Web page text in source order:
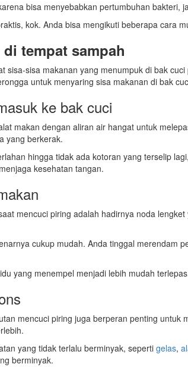
bisa menyebabkan pertumbuhan
kok. Anda bisa mengikuti beberapa cara
tempat sampah
sisa-sisa makanan yang menumpuk di bak
untuk menyaring sisa makanan di bak
ke bak cuci
makan dengan aliran air hangat untuk
yang berkerak.
hingga tidak ada kotoran yang terselip
kesehatan tangan.
mencuci piring adalah hadirnya noda
cukup mudah. Anda tinggal merendam
yang menempel menjadi lebih mudah
mencuci piring juga berperan penting
yang tidak terlalu berminyak, seperti gelas,
berminyak.